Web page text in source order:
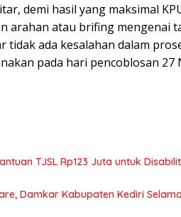
demi hasil yang maksimal
arahan atau brifing mengenai
tidak ada kesalahan dalam
pada hari pencoblosan 27
TJSL Rp123 Juta untuk
Damkar Kabupaten Kediri